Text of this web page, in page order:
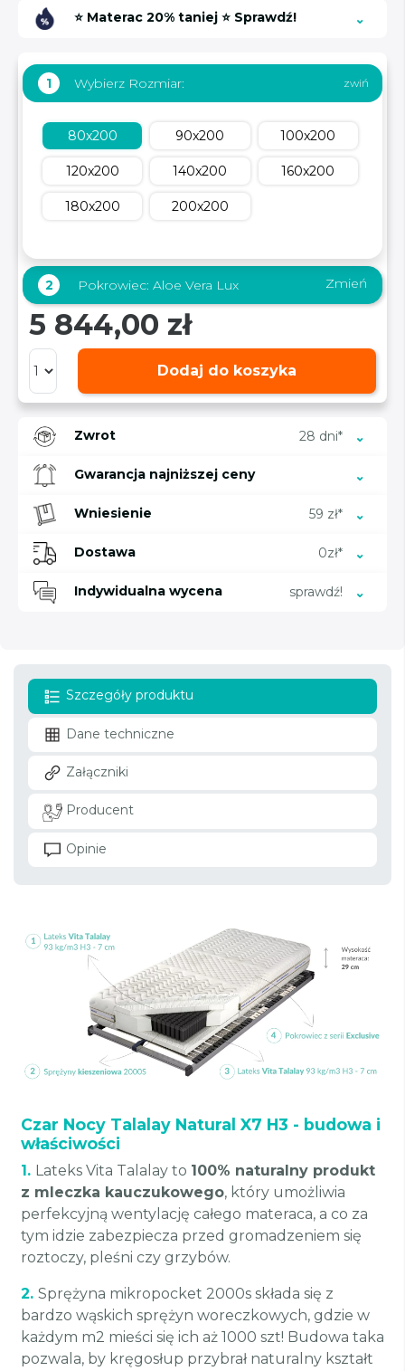
⭐ Materac 20% taniej ⭐ Sprawdź!
1 Wybierz Rozmiar:
80x200 90x200 100x200
120x200 140x200 160x200
180x200 200x200
2 Pokrowiec: Aloe Vera Lux Zmień
5 844,00 zł
Dodaj do koszyka
Zwrot 28 dni*
Gwarancja najniższej ceny
Wniesienie 59 zł*
Dostawa 0zł*
Indywidualna wycena sprawdź!
Szczegóły produktu
Dane techniczne
Załączniki
Producent
Opinie
Czar Nocy Talalay Natural X7 H3 - budowa i
właściwości
1. Lateks Vita Talalay to 100% naturalny produkt
z mleczka kauczukowego, który umożliwia
perfekcyjną wentylację całego materaca, a co za
tym idzie zabezpiecza przed gromadzeniem się
roztoczy, pleśni czy grzybów.
2. Sprężyna mikropocket 2000s składa się z
bardzo wąskich sprężyn woreczkowych, gdzie w
każdym m2 mieści się ich aż 1000 szt! Budowa taka
pozwala, by kręgosłup przybrał naturalny kształt